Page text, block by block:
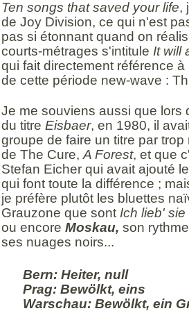
Ten songs that saved your life,
de Joy Division, ce qui n'est
pas si étonnant quand on
courts-métrages s'intitule It will
qui fait directement référence
de cette période new-wave :
Je me souviens aussi que lors
du titre Eisbaer, en 1980, il
groupe de faire un titre par
de The Cure, A Forest, et que
Stefan Eicher qui avait ajouté
qui font toute la différence ;
je préfère plutôt les bluettes
Grauzone que sont Ich lieb' sie
ou encore Moskau, son
ses nuages noirs...
Bern: Heiter, null
Prag: Bewölkt, eins
Warschau: Bewölkt, ein